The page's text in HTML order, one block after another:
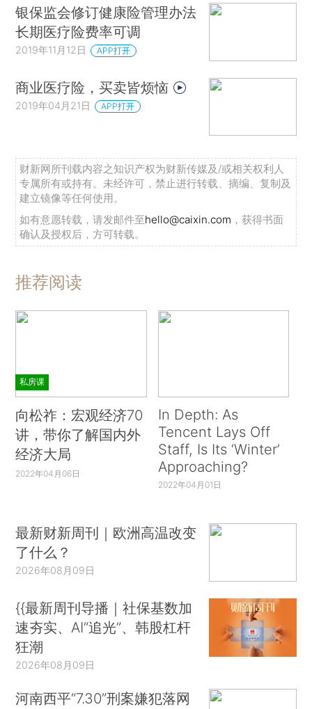
银保监会修订健康险管理办法
长期医疗险费率可调
2019年11月12日 APP打开
商业医疗险，买卖皆烦恼
2019年04月21日 APP打开
财新网所刊载内容之知识产权为财新传媒及/或相关权利人
专属所有或持有。未经许可，禁止进行转载、摘编、复制及
建立镜像等任何使用。
如有意愿转载，请发邮件至hello@caixin.com ，获得书面
确认及授权后，方可转载。
推荐阅读
私房课
向松祚：宏观经济70
讲，带你了解国内外
经济大局
2022年04月06日
In Depth: As
Tencent Lays Off
Staff, Is Its ‘Winter’
Approaching?
2022年04月01日
最新财新周刊｜欧洲高温改变
了什么？
2026年08月09日
{{最新周刊导播｜社保基数加
速夯实、AI“追光”、韩股杠杆
狂潮
2026年08月09日
河南西平“7.30”刑案嫌犯落网